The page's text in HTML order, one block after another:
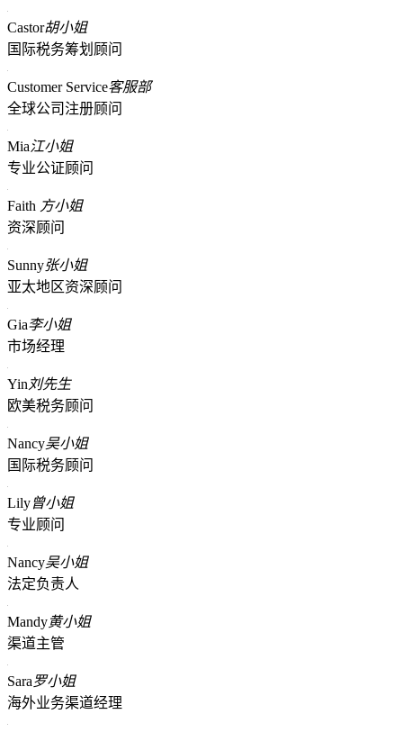
Castor胡小姐
国际税务筹划顾问
Customer Service客服部
全球公司注册顾问
Mia江小姐
专业公证顾问
Faith 方小姐
资深顾问
Sunny张小姐
亚太地区资深顾问
Gia李小姐
市场经理
Yin 刘先生
欧美税务顾问
Nancy吴小姐
国际税务顾问
Lily曾小姐
专业顾问
Nancy吴小姐
法定负责人
Mandy黄小姐
渠道主管
Sara罗小姐
海外业务渠道经理